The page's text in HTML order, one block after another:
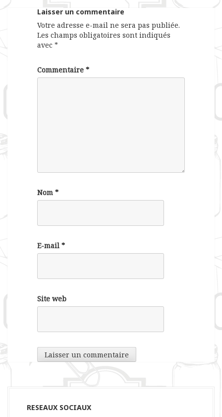
Laisser un commentaire
Votre adresse e-mail ne sera pas publiée.
Les champs obligatoires sont indiqués
avec *
Commentaire *
Nom *
E-mail *
Site web
RESEAUX SOCIAUX